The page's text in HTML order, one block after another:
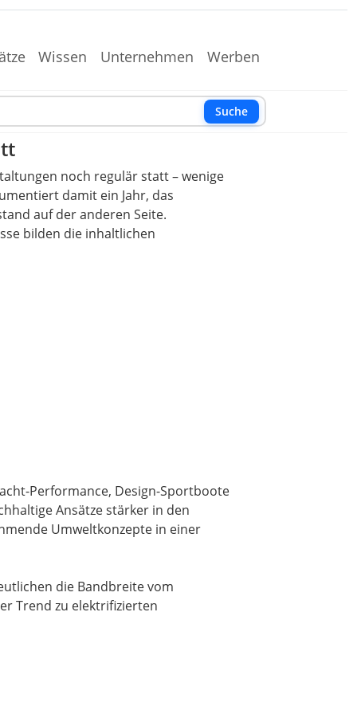
Wissen Unternehmen Werben
Suche
noch regulär statt – wenige
damit ein Jahr, das
auf der anderen Seite.
bilden die inhaltlichen
Performance, Design-Sportboote
Ansätze stärker in den
Umweltkonzepte in einer
die Bandbreite vom
Trend zu elektrifizierten